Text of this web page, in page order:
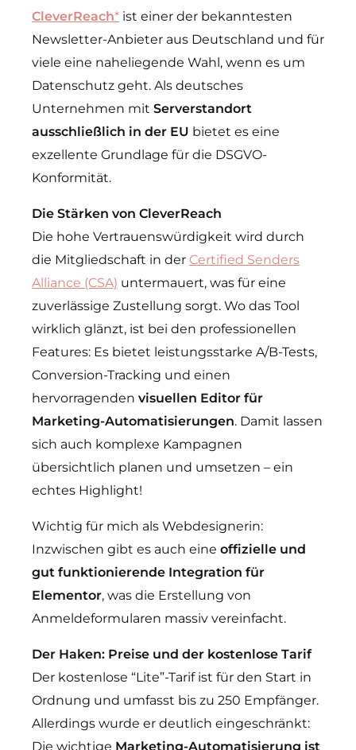
CleverReach* ist einer der bekanntesten
Newsletter-Anbieter aus Deutschland und für
viele eine naheliegende Wahl, wenn es um
Datenschutz geht. Als deutsches
Unternehmen mit Serverstandort
ausschließlich in der EU bietet es eine
exzellente Grundlage für die DSGVO-
Konformität.
Die Stärken von CleverReach
Die hohe Vertrauenswürdigkeit wird durch
die Mitgliedschaft in der Certified Senders
Alliance (CSA) untermauert, was für eine
zuverlässige Zustellung sorgt. Wo das Tool
wirklich glänzt, ist bei den professionellen
Features: Es bietet leistungsstarke A/B-Tests,
Conversion-Tracking und einen
hervorragenden visuellen Editor für
Marketing-Automatisierungen. Damit lassen
sich auch komplexe Kampagnen
übersichtlich planen und umsetzen – ein
echtes Highlight!
Wichtig für mich als Webdesignerin:
Inzwischen gibt es auch eine offizielle und
gut funktionierende Integration für
Elementor, was die Erstellung von
Anmeldeformularen massiv vereinfacht.
Der Haken: Preise und der kostenlose Tarif
Der kostenlose “Lite”-Tarif ist für den Start in
Ordnung und umfasst bis zu 250 Empfänger.
Allerdings wurde er deutlich eingeschränkt:
Die wichtige Marketing-Automatisierung ist